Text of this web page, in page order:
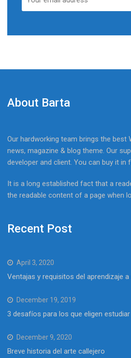
About Barta
Our hardworking team brings the best
news, magazine & blog theme. Our
developer and client. You can buy it in
It is a long established fact that a
the readable content of a page when
Recent Post
April 3, 2020
Ventajas y requisitos del aprendizaje a
December 19, 2019
3 desafíos para los que eligen
December 9, 2020
Breve historia del arte callejero